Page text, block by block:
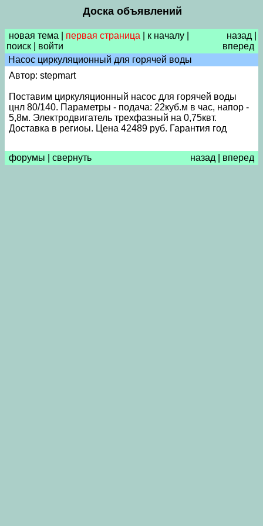
Доска объявлений
новая тема первая страница к началу
поиск
войти
назад
вперед
Насос циркуляционный для горячей воды
Автор: stepmart
Поставим циркуляционный насос для горячей воды
цнл 80/140. Параметры - подача: 22куб.м в час, напор -
5,8м. Электродвигатель трехфазный на 0,75квт.
Доставка в региоы. Цена 42489 руб. Гарантия год
форумы свернуть назад вперед